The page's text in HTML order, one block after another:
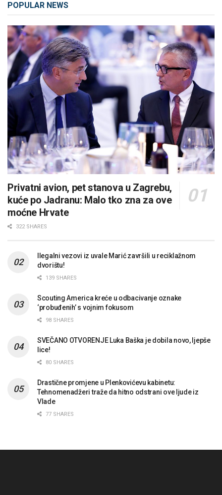
POPULAR NEWS
Privatni avion, pet stanova u Zagrebu,
kuće po Jadranu: Malo tko zna za ove
moćne Hrvate
322 SHARES
Ilegalni vezovi iz uvale Marić završili u reciklažnom
dvorištu!
139 SHARES
Scouting America kreće u odbacivanje oznake
‘probuđenih’ s vojnim fokusom
98 SHARES
SVEČANO OTVORENJE Luka Baška je dobila novo, ljepše
lice!
80 SHARES
Drastične promjene u Plenkovićevu kabinetu:
Tehnomenadžeri traže da hitno odstrani ove ljude iz
Vlade
77 SHARES